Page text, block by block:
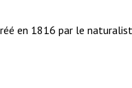
en 1816 par le